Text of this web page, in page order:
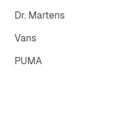
Dr. Martens
Vans
PUMA